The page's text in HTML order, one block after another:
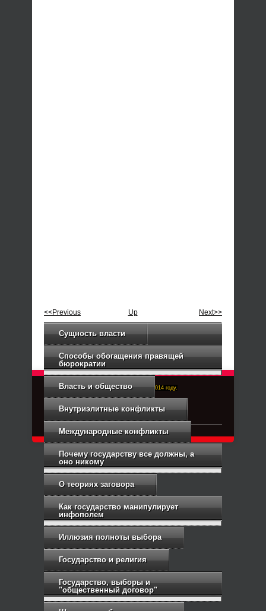
<<Previous Up Next>>
Сущность власти
Способы обогащения правящей
бюрократии
Власть и общество
Внутриэлитные конфликты
Международные конфликты
Почему государству все должны, а
оно никому
О теориях заговора
Как государство манипулирует
инфополем
Иллюзия полноты выбора
Государство и религия
Государство, выборы и
"общественный договор"
Right-Dexter-ПРАВЫЙ ФРОНТ. Основан в 2014 году.
Связь с администрацией